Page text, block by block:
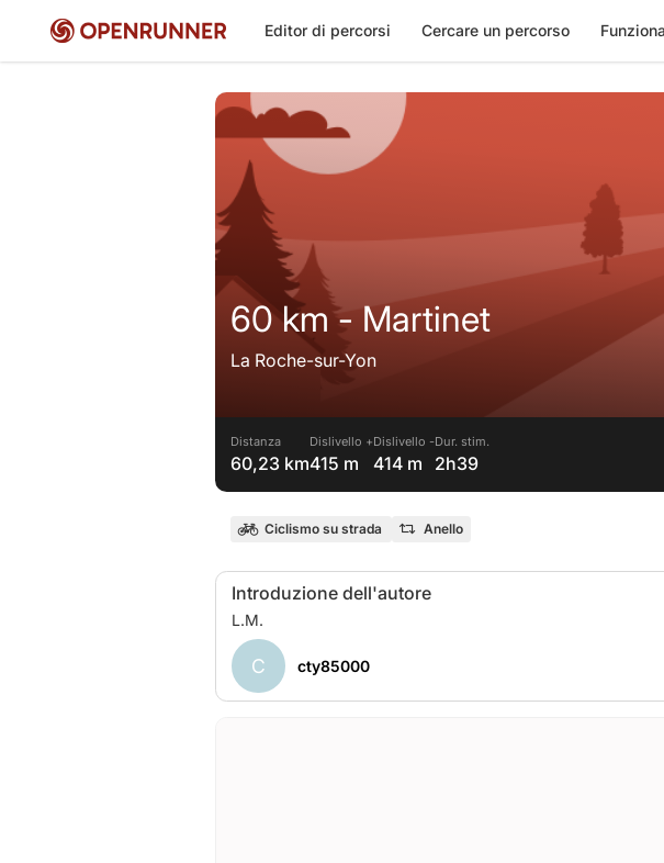
Editor di percorsi Cercare un percorso
60 km - Martinet
La Roche-sur-Yon
Distanza
60,23 km
Dislivello +
415 m
Dislivello -
414 m
Dur. stim.
2h39
Ciclismo su strada Anello
Introduzione dell'autore
C cty85000